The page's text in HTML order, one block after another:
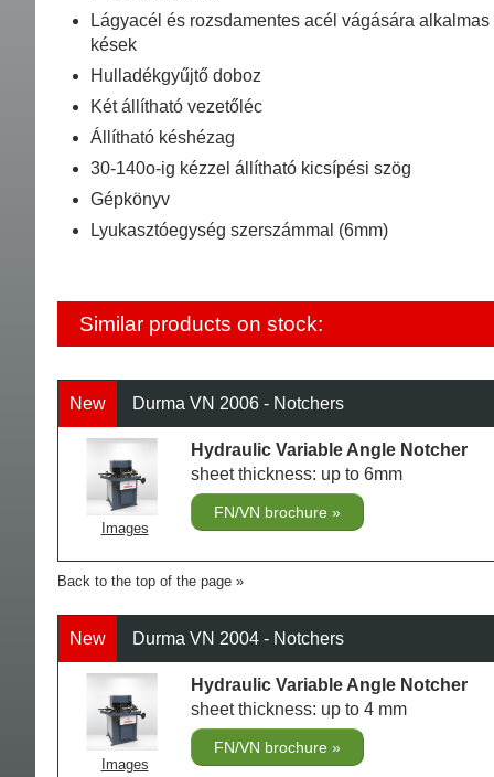
Lágyacél és rozsdamentes acél vágására alkalmas
kések
Hulladékgyűjtő doboz
Két állítható vezetőléc
Állítható késhézag
30-140o-ig kézzel állítható kicsípési szög
Gépkönyv
Lyukasztóegység szerszámmal (6mm)
Similar products on stock:
New Durma VN 2006 - Notchers
Images
Hydraulic Variable Angle Notcher
sheet thickness: up to 6mm
FN/VN brochure
Back to the top of the page
New Durma VN 2004 - Notchers
Images
Hydraulic Variable Angle Notcher
sheet thickness: up to 4 mm
FN/VN brochure